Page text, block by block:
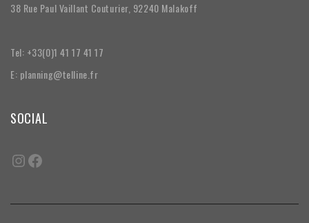
38 Rue Paul Vaillant Couturier, 92240 Malakoff
Tel: +33(0)1 41 17 41 17
E: planning@telline.fr
SOCIAL